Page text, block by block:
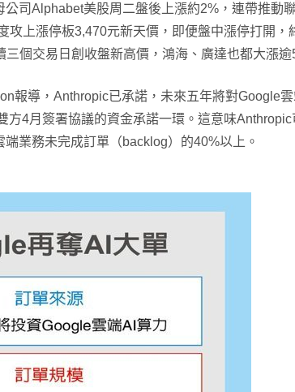
司Alphabet美股周二盤後上漲約2%，連帶推動
攻上漲停板3,470元新天價，即便盤中漲停打開，
個交易日創收盤新高價，鴻海、廣達也都大漲逾
報導，Anthropic已承諾，未來五年將對Google
方4月簽署協議的資金承諾一環。這意味Anthropic
業務未完成訂單（backlog）的40%以上。